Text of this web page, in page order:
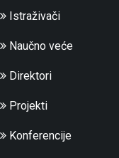
Istraživači
Naučno veće
Direktori
Projekti
Konferencije